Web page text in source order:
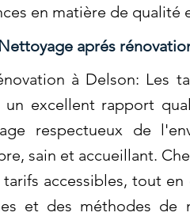
en matière de
Nettoyage aprés
à Delson: Les
excellent rapport
respectueux de
sain et accueillant.
accessibles, tout
et des méthodes de